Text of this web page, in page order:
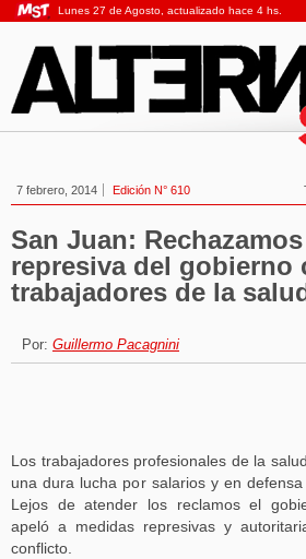
Lunes 27 de Agosto, actualizado hace 4 hs.
7 febrero, 2014 Edición N° 610
San Juan:
represiva del gobierno
trabajadores de la
Por: Guillermo Pacagnini
Los trabajadores profesionales de la
una dura lucha por salarios y en
Lejos de atender los reclamos el
apeló a medidas represivas y
conflicto.